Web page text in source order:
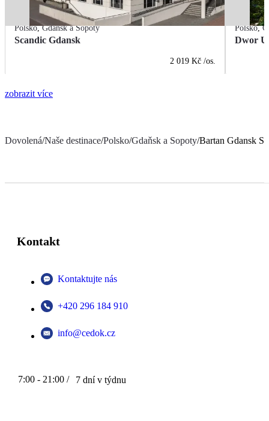
Polsko,Gdaňsk a Sopoty
Scandic Gdansk
2 019 Kč /os.
Polsko,
Dwor
zobrazit více
Dovolená/Naše destinace/Polsko/Gdaňsk a Sopoty/Bartan Gdansk
Kontakt
Kontaktujte nás
+420 296 184 910
info@cedok.cz
7:00 - 21:00 / 7 dní v týdnu